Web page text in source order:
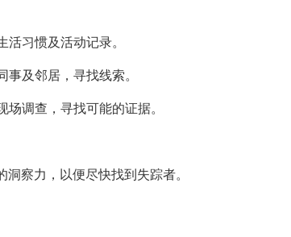
习惯及活动记录。
及邻居，寻找线索。
调查，寻找可能的证据。
察力，以便尽快找到失踪者。